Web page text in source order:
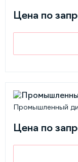
Цена по
Промышленный
Цена по